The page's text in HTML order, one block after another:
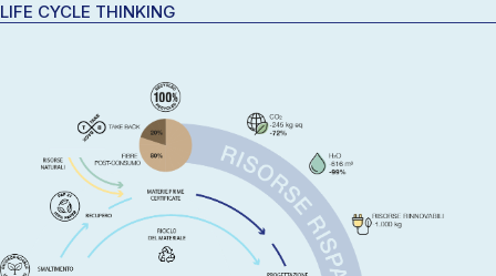
LIFE CYCLE THINKING